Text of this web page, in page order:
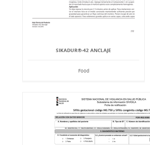
SIKADUR®-42 ANCLAJE
Food